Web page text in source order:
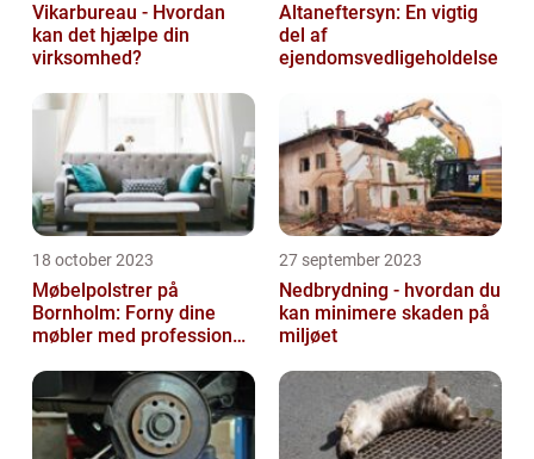
Vikarbureau - Hvordan
kan det hjælpe din
virksomhed?
Altaneftersyn: En vigtig
del af
ejendomsvedligeholdelse
18 october 2023
Møbelpolstrer på
Bornholm: Forny dine
møbler med professionel
27 september 2023
Nedbrydning - hvordan du
kan minimere skaden på
miljøet